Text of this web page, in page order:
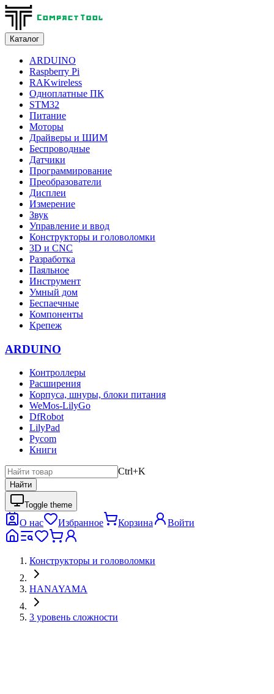
Каталог
ARDUINO
Raspberry Pi
RAKwireless
Одноплатные ПК
STM32
Питание
Моторы
Драйверы и ШИМ
Беспроводные
Датчики
Программирование
Преобразователи
Дисплеи
Измерение
Звук
Управление и ввод
Конструкторы и головоломки
3D и CNC
Разработка
Паяльное
Инструмент
Умный дом
Беспаечные
Компоненты
Крепеж
ARDUINO
Контроллеры
Расширения
Корпуса, шнуры, блоки питания
WeMos-LilyGo
DfRobot
LilyPad
Pycom
Книги
Ctrl+K
Найти
Toggle theme
О нас Избранное Корзина Войти
Конструкторы и головоломки
HANAYAMA
3 уровень сложности